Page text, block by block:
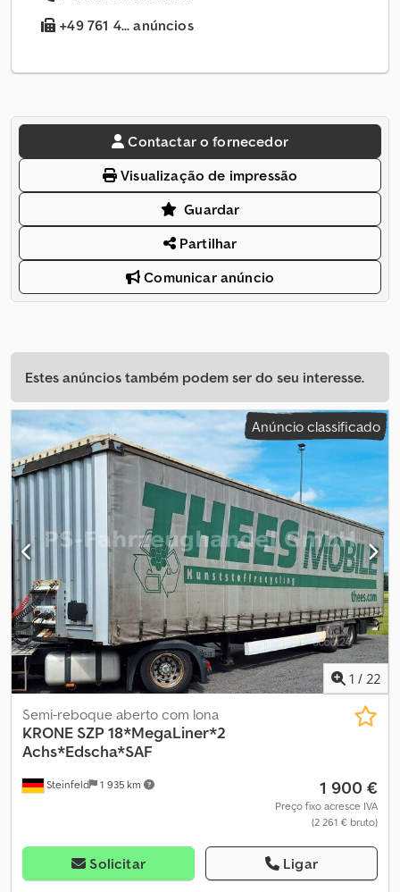
+49 761 4... anúncios
Contactar o fornecedor
Visualização de impressão
Guardar
Partilhar
Comunicar anúncio
Estes anúncios também podem ser do seu interesse.
Anúncio classificado
1 / 22
Steinfeld 1 935 km
Semi-reboque aberto com lona
KRONE SZP 18*MegaLiner*2
Achs*Edscha*SAF
1 900 €
Preço fixo acresce IVA
(2 261 € bruto)
Solicitar Ligar